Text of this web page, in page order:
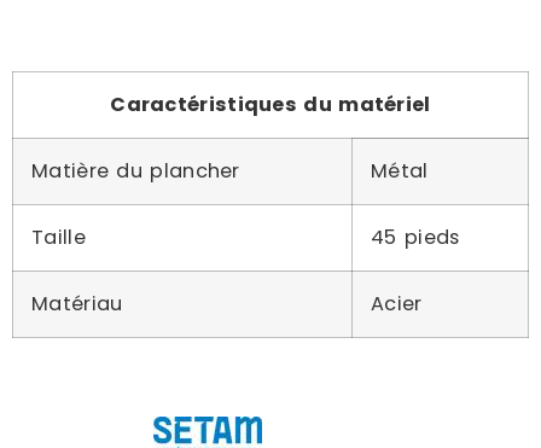
Caractéristiques du matériel
Matière du plancher Métal
Taille 45 pieds
Matériau Acier